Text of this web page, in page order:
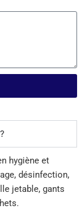
hygiène et
désinfection,
jetable, gants